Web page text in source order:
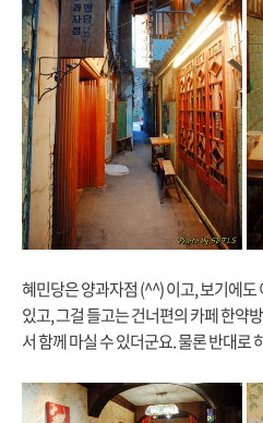
혜민당은 양과자점 (^^) 이고, 보기에
있고, 그걸 들고는 건너편의 카페 한약
서 함께 마실 수 있더군요. 물론 반대로